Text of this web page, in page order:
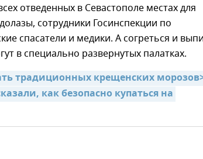
отведенных в Севастополе местах для
сотрудники Госинспекции по
спасатели и медики. А согреться и
в специально развернутых палатках.
традиционных крещенских
как безопасно купаться на